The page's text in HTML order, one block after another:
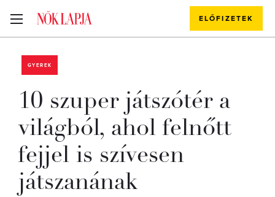
ELŐFIZETEK
GYEREK
10 szuper játszótér a
világból, ahol felnőtt
fejjel is szívesen
játszanának